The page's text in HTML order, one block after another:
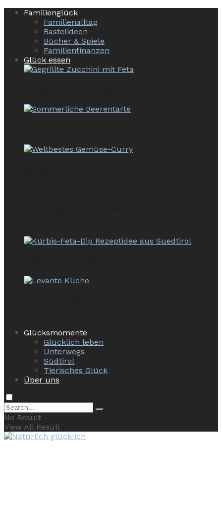
Familienglück
Familienalltag
Bastelideen
Bücher & Spiele
Familienfinanzen
Glück essen
Glücksmomente
Glücklich leben
Unterwegs
Südtirol
Tierisches Glück
Über uns
No Result
View All Result